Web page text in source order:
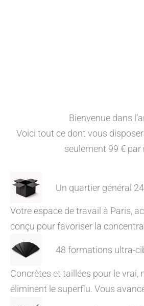
Bienvenue dans
Voici tout ce dont vous
seulement 99 € par
Un quartier général
Votre espace de travail à Paris,
conçu pour favoriser la
48 formations ultra-
Concrètes et taillées pour le vrai,
éliminent le superflu. Vous